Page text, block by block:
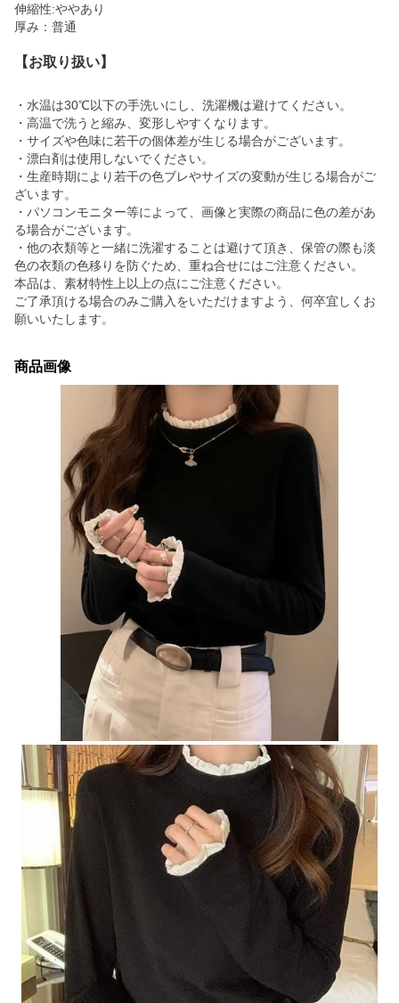
伸縮性:ややあり
厚み：普通
【お取り扱い】
・水温は30℃以下の手洗いにし、洗濯機は避けてください。
・高温で洗うと縮み、変形しやすくなります。
・サイズや色味に若干の個体差が生じる場合がございます。
・漂白剤は使用しないでください。
・生産時期により若干の色ブレやサイズの変動が生じる場合がご
ざいます。
・パソコンモニター等によって、画像と実際の商品に色の差があ
る場合がございます。
・他の衣類等と一緒に洗濯することは避けて頂き、保管の際も淡
色の衣類の色移りを防ぐため、重ね合せにはご注意ください。
本品は、素材特性上以上の点にご注意ください。
ご了承頂ける場合のみご購入をいただけますよう、何卒宜しくお
願いいたします。
商品画像